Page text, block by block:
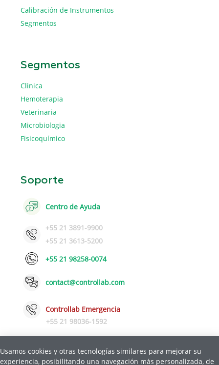
Calibración de Instrumentos
Segmentos
Segmentos
Clinica
Hemoterapia
Veterinaria
Microbiologia
Fisicoquímico
Soporte
Centro de Ayuda
+55 21 3891-9900
+55 21 3613-5200
+55 21 98258-0074
contact@controllab.com
Controllab Emergencia
+55 21 98036-1592
Usamos cookies y otras tecnologías similares para mejorar su
experiencia, posibilitando una navegación más personalizada, de